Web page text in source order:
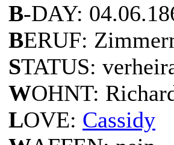
B-DAY:
BERUF:
STATUS:
WOHNT:
LOVE: Cassidy